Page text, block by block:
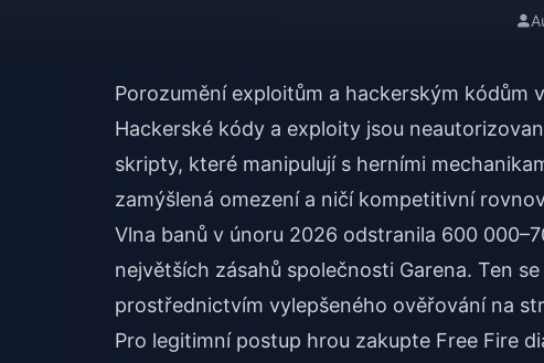
Porozumění exploitům a hackerským kódům
Hackerské kódy a exploity jsou
skripty, které manipulují s herními
zamýšlená omezení a ničí kompetitivní
Vlna banů v únoru 2026 odstranila 600
největších zásahů společnosti Garena. Ten
prostřednictvím vylepšeného ověřování na
Pro legitimní postup hrou zakupte Free Fire